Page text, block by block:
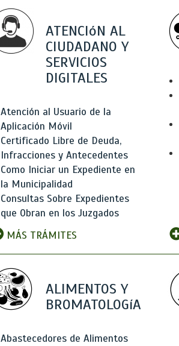
ATENCIóN AL
CIUDADANO Y
SERVICIOS
DIGITALES
Atención al Usuario de la
Aplicación Móvil
Certificado Libre de Deuda,
Infracciones y Antecedentes
Como Iniciar un Expediente en
la Municipalidad
Consultas Sobre Expedientes
que Obran en los Juzgados
MÁS TRÁMITES
ALIMENTOS Y
BROMATOLOGíA
Abastecedores de Alimentos